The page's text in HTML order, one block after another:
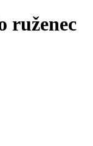
ruženec